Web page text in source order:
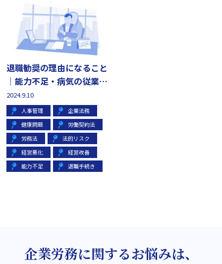
退職勧奨の理由になること
｜能力不足・病気の従業員
に退職勧奨できる？
2024.9.10
人事管理
企業法務
健康問題
労働契約法
労務法
法的リスク
経営悪化
経営改善
能力不足
退職手続き
企業労務に関するお悩みは、